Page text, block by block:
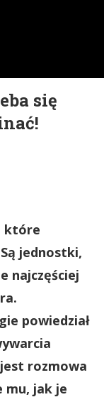
się
które
jednostki,
najczęściej
powiedział
rozmowa
mu, jak je